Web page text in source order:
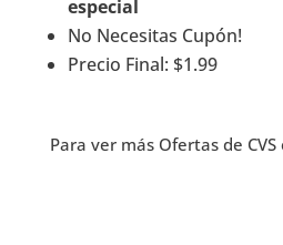
especial
No Necesitas Cupón!
Precio Final: $1.99
Para ver más Ofertas de